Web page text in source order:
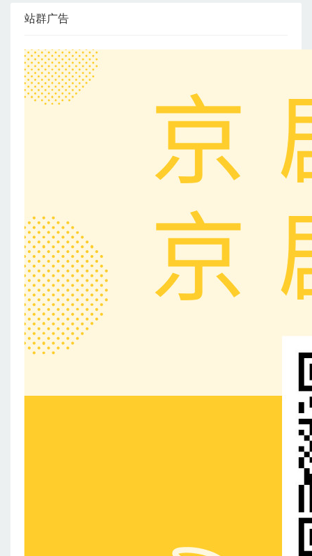
站群广告